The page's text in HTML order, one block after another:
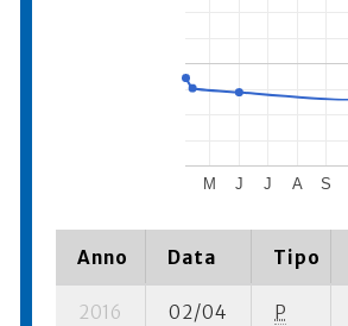
M J J A S
Anno Data Tipo
2016 02/04 P